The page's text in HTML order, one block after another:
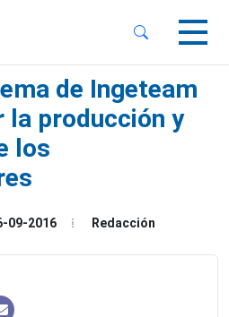
de Ingeteam
la producción y
los
09-2016 Redacción